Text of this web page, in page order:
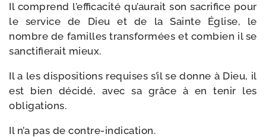
Il com­prend l’efficacité qu’aurait son sacri­fice pour
le ser­vice de Dieu et de la Sainte Église, le
nombre de familles trans­for­mées et com­bien il se
sanc­ti­fie­rait mieux.
Il a les dis­po­si­tions requises s’il se donne à Dieu, il
est bien déci­dé, avec sa grâce à en tenir les
obligations.
Il n’a pas de contre-indication.